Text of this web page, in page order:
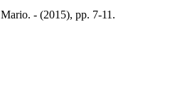
- (2015), pp. 7-11.